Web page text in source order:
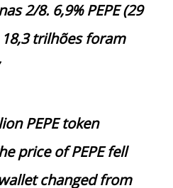
2/8. 6,9% PEPE (29
trilhões foram
PEPE token
price of PEPE fell
changed from